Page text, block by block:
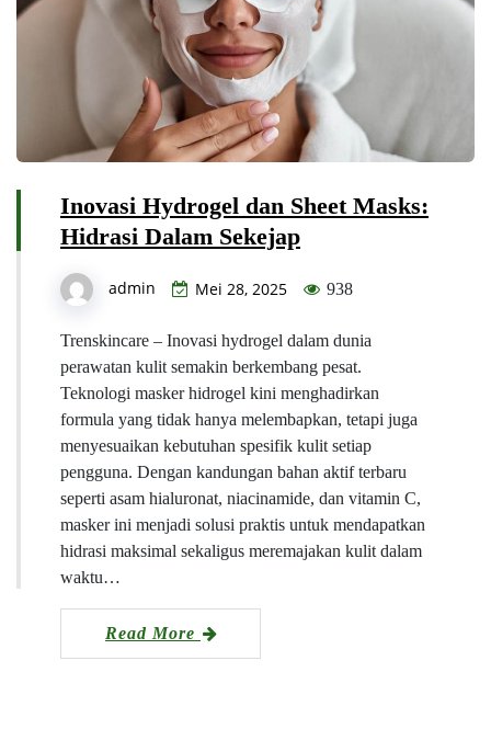
Inovasi Hydrogel dan Sheet Masks:
Hidrasi Dalam Sekejap
admin Mei 28, 2025 938
Trenskincare – Inovasi hydrogel dalam dunia
perawatan kulit semakin berkembang pesat.
Teknologi masker hidrogel kini menghadirkan
formula yang tidak hanya melembapkan, tetapi juga
menyesuaikan kebutuhan spesifik kulit setiap
pengguna. Dengan kandungan bahan aktif terbaru
seperti asam hialuronat, niacinamide, dan vitamin C,
masker ini menjadi solusi praktis untuk mendapatkan
hidrasi maksimal sekaligus meremajakan kulit dalam
waktu…
Read More